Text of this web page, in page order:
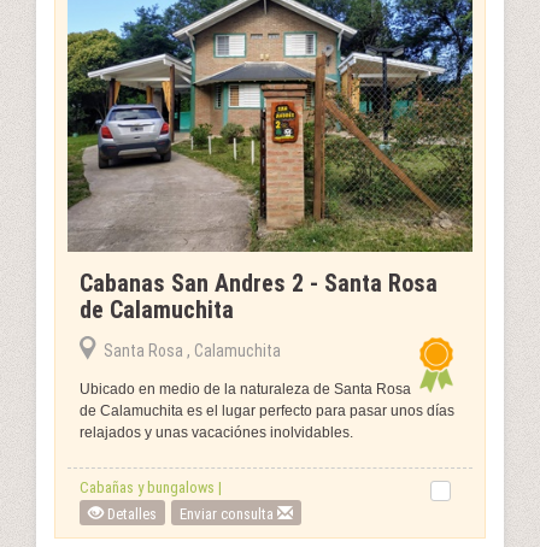
Cabanas San Andres 2 - Santa Rosa
de Calamuchita
Santa Rosa , Calamuchita
Ubicado en medio de la naturaleza de Santa Rosa
de Calamuchita es el lugar perfecto para pasar unos días
relajados y unas vacaciónes inolvidables.
Cabañas y bungalows |
Detalles
Enviar consulta